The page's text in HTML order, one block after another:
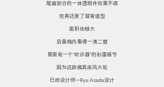
尾窗部分的一体透明件效果不错
完美还原了溜背造型
面积也够大
后备箱内看得一清二楚
里面有一个“听诊器”的彩蛋细节
因为这款模具由风火轮
已故设计师—Ryu Asada设计